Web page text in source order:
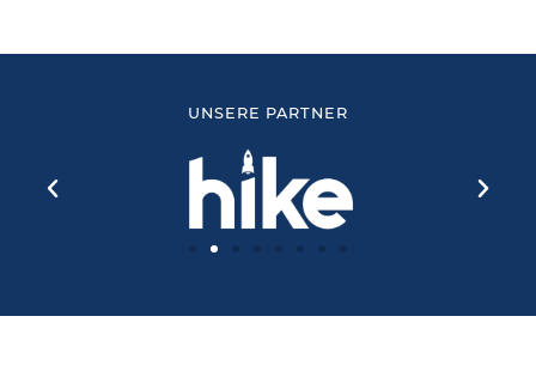
UNSERE PARTNER